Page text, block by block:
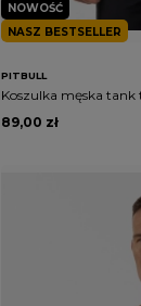
NOWOŚĆ
NASZ BESTSELLER
PITBULL
Koszulka męska
89,00 zł